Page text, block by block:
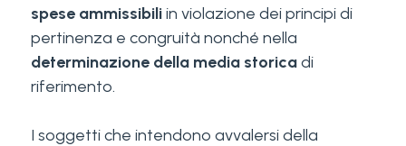
spese ammissibiliin violazione dei principi di
pertinenza e congruità nonché nella
determinazione della media storicadi
riferimento.
I soggetti che intendono avvalersi della